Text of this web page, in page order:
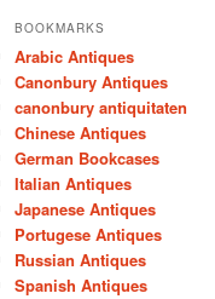
BOOKMARKS
Arabic Antiques
Canonbury Antiques
canonbury antiquitaten
Chinese Antiques
German Bookcases
Italian Antiques
Japanese Antiques
Portugese Antiques
Russian Antiques
Spanish Antiques